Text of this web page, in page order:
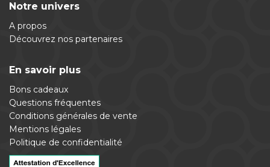
Notre univers
A propos
Découvrez nos partenaires
En savoir plus
Bons cadeaux
Questions fréquentes
Conditions générales de vente
Mentions légales
Politique de confidentialité